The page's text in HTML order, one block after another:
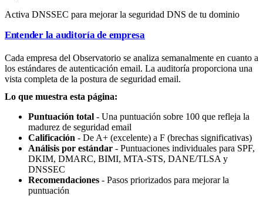
Activa DNSSEC para mejorar la seguridad DNS de tu dominio
Entender la auditoría de empresa
Cada empresa del Observatorio se analiza semanalmente en cuanto a
los estándares de autenticación email. La auditoría proporciona una
vista completa de la postura de seguridad email.
Lo que muestra esta página:
Puntuación total - Una puntuación sobre 100 que refleja la
madurez de seguridad email
Calificación - De A+ (excelente) a F (brechas significativas)
Análisis por estándar - Puntuaciones individuales para SPF,
DKIM, DMARC, BIMI, MTA-STS, DANE/TLSA y
DNSSEC
Recomendaciones - Pasos priorizados para mejorar la
puntuación